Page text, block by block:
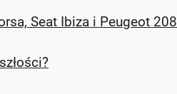
Seat Ibiza i Peugeot 208